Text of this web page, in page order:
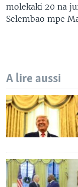
molekaki 20 na
Selembao mpe
A lire aussi